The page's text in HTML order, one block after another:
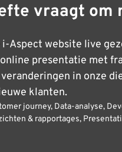
vraagt om
Aspect website live
presentatie met
in onze
klanten.
journey, Data-analyse,
& rapportages,